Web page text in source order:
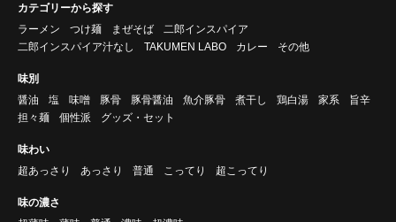
カテゴリーから探す
ラーメン
つけ麺 まぜそば
二郎インスパイア
二郎インスパイア汁なし
TAKUMEN LABO カレー その他
味別
醤油
塩 味噌 豚骨 豚骨醤油 魚介豚骨 煮干し 鶏白湯 家系
旨辛
担々麺
個性派 グッズ・セット
味わい
超あっさり
あっさり 普通 こってり 超こってり
味の濃さ